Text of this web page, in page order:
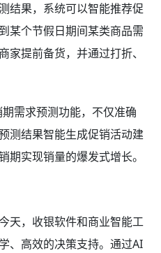
结果，系统可以智能推荐促
某个节假日期间某类商品需
家提前备货，并通过打折、
需求预测功能，不仅准确
测结果智能生成促销活动建
期实现销量的爆发式增长。
天，收银软件和商业智能工
、高效的决策支持。通过AI